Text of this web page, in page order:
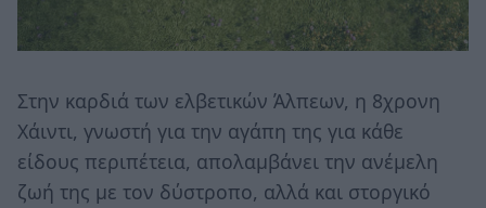
Στην καρδιά των ελβετικών Άλπεων, η 8χρονη
Χάιντι, γνωστή για την αγάπη της για κάθε
είδους περιπέτεια, απολαμβάνει την ανέμελη
ζωή της με τον δύστροπο, αλλά και στοργικό